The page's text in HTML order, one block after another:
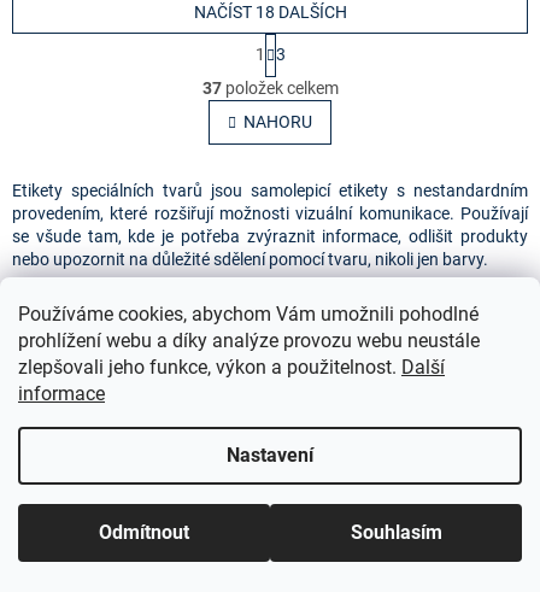
Používáme cookies, abychom Vám umožnili pohodlné
prohlížení webu a díky analýze provozu webu neustále
zlepšovali jeho funkce, výkon a použitelnost. Další
informace
Nastavení
Odmítnout Souhlasím
O
v
l
á
a
c
í
p
r
v
k
y
v
p
s
u
NAČÍST 18 DALŠÍCH
S
t
r
á
n
k
v
á
n
í
1
3
37položek celkem
NAHORU
Etikety speciálních tvarů jsou samolepicí etikety s nestandardním
provedením, které rozšiřují možnosti vizuální komunikace. Používají
se všude tam, kde je potřeba zvýraznit informace, odlišit produkty
nebo upozornit na důležité sdělení pomocí tvaru, nikoli jen barvy.
Etikety jsou dostupné v různých velikostech, takže je můžete
přizpůsobit konkrétnímu účelu. Spolehlivě drží na papíru, kartonu i
plastových površích a poskytují čistý, ostrý tisk v laserových i
inkoustových tiskárnách. Jsou vhodné pro označování zboží,
dárkových balení, ručně vyráběných produktů, kreativní tvorbu i
Pro jednoduché kruhové značení doporučujeme
Pokud potřebujete maximální viditelnost, vhodnou volbou jsou také
Neonové etikety
. Návrh a tisk obsahu si lze snadno připravit pomocí
bezplatného online softwaru
Avery Design & Printnebo pomocí
prázdných šablon pro
Microsoft Word